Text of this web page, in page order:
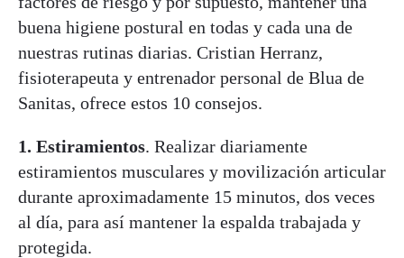
buena higiene postural en todas y cada una de
nuestras rutinas diarias. Cristian Herranz,
fisioterapeuta y entrenador personal de Blua de
Sanitas, ofrece estos 10 consejos.
1. Estiramientos. Realizar diariamente
estiramientos musculares y movilización articular
durante aproximadamente 15 minutos, dos veces
al día, para así mantener la espalda trabajada y
protegida.